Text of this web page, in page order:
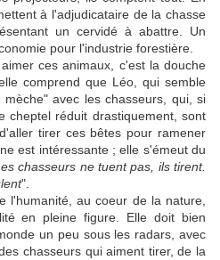
à l'adjudicataire de la chasse
un cervidé à abattre. Un
pour l'industrie forestière.
ces animaux, c'est la douche
comprend que Léo, qui semble
avec les chasseurs, qui, si
cheptel réduit drastiquement, sont
tirer ces bêtes pour ramener
est intéressante ; elle s'émeut du
chasseurs ne tuent pas, ils tirent.
".
l'humanité, au coeur de la nature,
en pleine figure. Elle doit bien
un peu sous les radars, avec
chasseurs qui aiment tirer, de la